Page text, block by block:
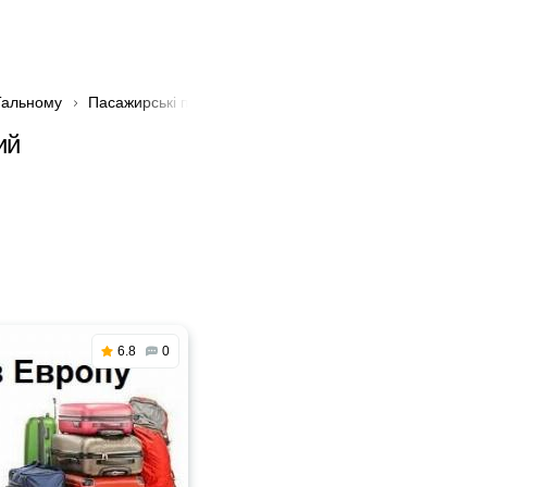
Пасажирські перевезення з Тального в Хмельницький
6.8 0